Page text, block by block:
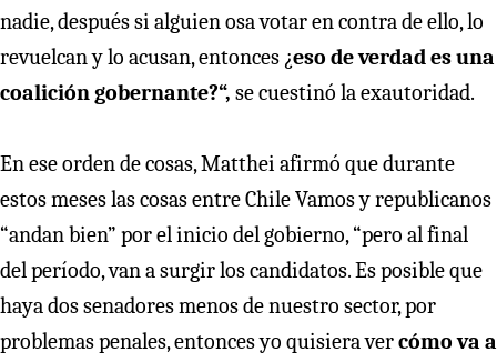
nadie, después si alguien osa votar en contra de ello, lo
revuelcan y lo acusan, entonces ¿eso de verdad es una
coalición gobernante?“, se cuestinó la exautoridad.
En ese orden de cosas, Matthei afirmó que durante
estos meses las cosas entre Chile Vamos y republicanos
“andan bien” por el inicio del gobierno, “pero al final
del período, van a surgir los candidatos. Es posible que
haya dos senadores menos de nuestro sector, por
problemas penales, entonces yo quisiera vercómo va a